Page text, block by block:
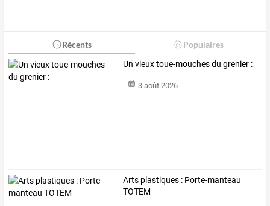
Récents Populaires
Un vieux toue-mouches du grenier :
3 août 2026
Arts plastiques : Porte-manteau
TOTEM